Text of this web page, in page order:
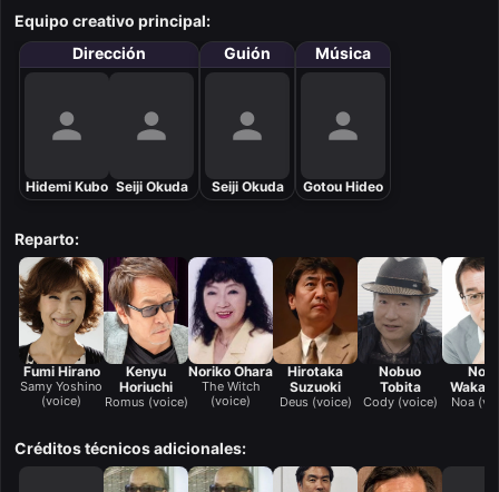
Equipo creativo principal:
Dirección
Hidemi Kubo Seiji Okuda
Guión
Seiji Okuda
Música
Gotou Hideo
Reparto:
Fumi Hirano
Samy Yoshino
(voice)
Kenyu
Horiuchi
Romus (voice)
Noriko Ohara
The Witch
(voice)
Hirotaka
Suzuoki
Deus (voice)
Nobuo
Tobita
Cody (voice) Noa
Créditos técnicos adicionales: